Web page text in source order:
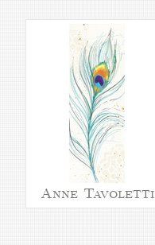
Anne Tavoletti